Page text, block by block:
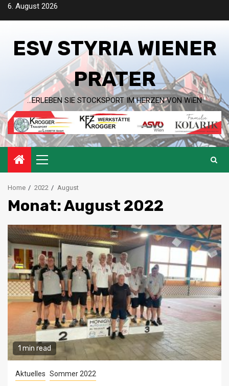
Skip6. August 2026
ESV STYRIA WIENER
PRATER
…ERLEBEN SIE STOCKSPORT IM HERZEN VON WIEN
Primary
Menu
Home 2022 August
Monat:August 2022
1 min read
Aktuelles Sommer 2022